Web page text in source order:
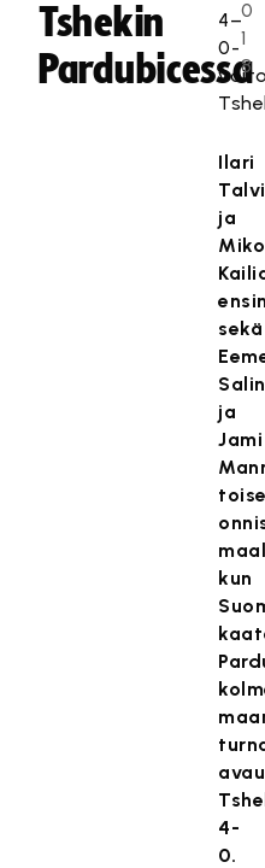
Tshekin
Pardubicessa
0
1
8
4–
0-
Ilari
ja
Miko
sekä
Salin
ja
Jami
kun
4-
0.